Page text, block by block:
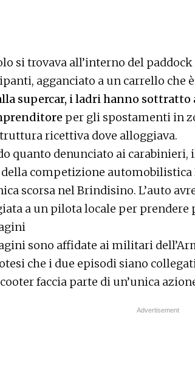
si trovava all’interno del paddock
agganciato a un carrello che
supercar, i ladri hanno
per gli spostamenti in
ricettiva dove alloggiava.
quanto denunciato ai
competizione automobilistica
scorsa nel Brindisino. L’auto
a un pilota locale per prendere
sono affidate ai militari
che i due episodi siano
faccia parte di un’unica